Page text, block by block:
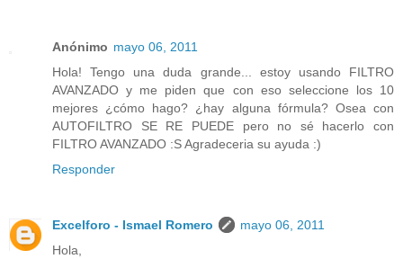
Anónimo mayo 06, 2011
Hola! Tengo una duda grande... estoy usando FILTRO
AVANZADO y me piden que con eso seleccione los 10
mejores ¿cómo hago? ¿hay alguna fórmula? Osea con
AUTOFILTRO SE RE PUEDE pero no sé hacerlo con
FILTRO AVANZADO :S Agradeceria su ayuda :)
Responder
Excelforo - Ismael Romero
mayo 06, 2011
Hola,